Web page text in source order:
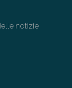
notizie